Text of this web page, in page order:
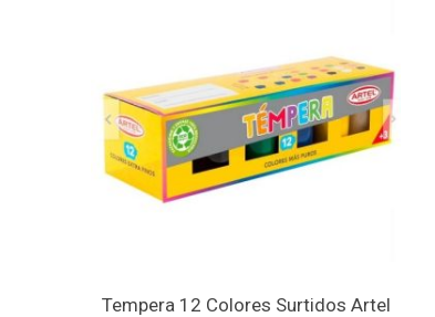
Tempera 12 Colores Surtidos Artel